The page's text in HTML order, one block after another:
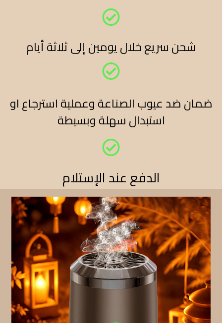
شحن سريع خلال يومين إلى ثلاثة أيام
ضمان ضد عيوب الصناعة وعملية استرجاع او
استبدال سهلة وبسيطة​
الدفع عند الإستلام​